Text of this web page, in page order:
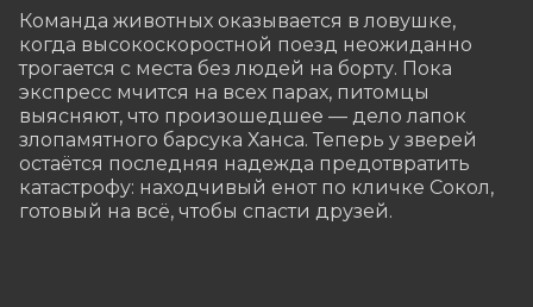
Команда животных оказывается в ловушке,
когда высокоскоростной поезд неожиданно
трогается с места без людей на борту. Пока
экспресс мчится на всех парах, питомцы
выясняют, что произошедшее — дело лапок
злопамятного барсука Ханса. Теперь у зверей
остаётся последняя надежда предотвратить
катастрофу: находчивый енот по кличке Сокол,
готовый на всё, чтобы спасти друзей.